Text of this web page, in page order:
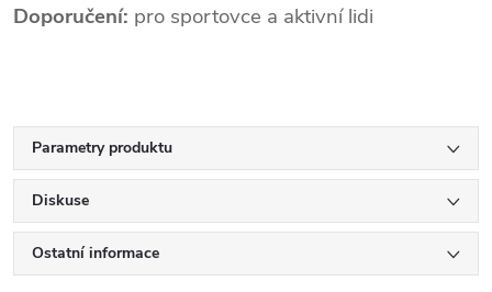
Doporučení: pro sportovce a aktivní lidi
Parametry produktu
Diskuse
Ostatní informace